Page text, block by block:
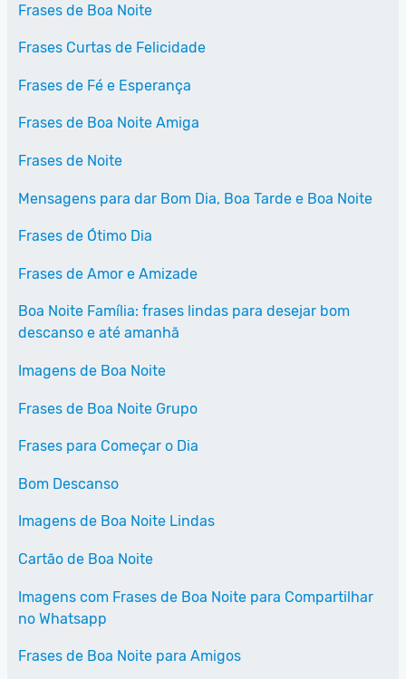
Frases de Boa Noite
Frases Curtas de Felicidade
Frases de Fé e Esperança
Frases de Boa Noite Amiga
Frases de Noite
Mensagens para dar Bom Dia, Boa Tarde e Boa Noite
Frases de Ótimo Dia
Frases de Amor e Amizade
Boa Noite Família: frases lindas para desejar bom
descanso e até amanhã
Imagens de Boa Noite
Frases de Boa Noite Grupo
Frases para Começar o Dia
Bom Descanso
Imagens de Boa Noite Lindas
Cartão de Boa Noite
Imagens com Frases de Boa Noite para Compartilhar
no Whatsapp
Frases de Boa Noite para Amigos